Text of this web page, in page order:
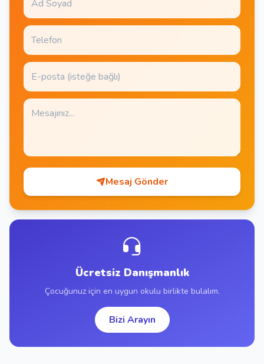
Mesaj Gönder
Ücretsiz Danışmanlık
Çocuğunuz için en uygun okulu birlikte bulalım.
Bizi Arayın